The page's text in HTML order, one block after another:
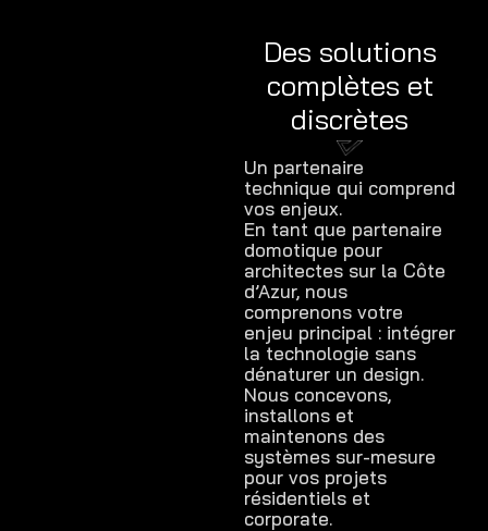
Des solutions
complètes et
discrètes
Un partenaire
technique qui comprend
vos enjeux.
En tant que partenaire
domotique pour
architectes sur la Côte
d’Azur, nous
comprenons votre
enjeu principal : intégrer
la technologie sans
dénaturer un design.
Nous concevons,
installons et
maintenons des
systèmes sur-mesure
pour vos projets
résidentiels et
corporate.